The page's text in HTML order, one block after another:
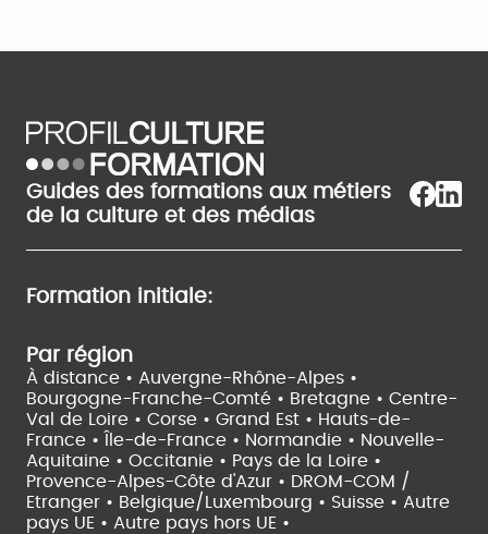
Guides des formations aux métiers
de la culture et des médias
Formation initiale:
Par région
À distance • Auvergne-Rhône-Alpes •
Bourgogne-Franche-Comté • Bretagne • Centre-
Val de Loire • Corse • Grand Est • Hauts-de-
France •
Île-de-France • Normandie • Nouvelle-
Aquitaine • Occitanie • Pays de la Loire •
Provence-Alpes-Côte d'Azur • DROM-COM /
Etranger • Belgique/Luxembourg • Suisse • Autre
pays UE • Autre pays hors UE •